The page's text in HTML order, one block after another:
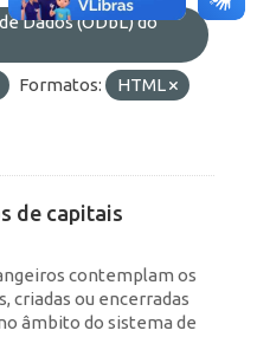
Dados (ODbL) do
Formatos: HTML
de capitais
contemplam os
criadas ou encerradas
âmbito do sistema de